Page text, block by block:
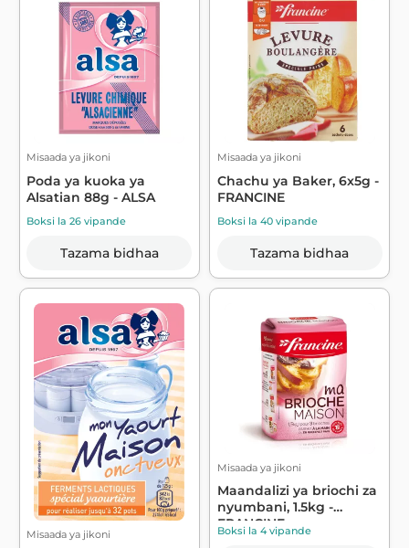
Misaada ya jikoni
Poda ya kuoka ya
Alsatian 88g - ALSA
Boksi la 26 vipande
Tazama bidhaa
Misaada ya jikoni
Chachu ya Baker, 6x5g -
FRANCINE
Boksi la 40 vipande
Tazama bidhaa
Misaada ya jikoni
Misaada ya jikoni
Maandalizi ya briochi za
nyumbani, 1.5kg -
FRANCINE
Boksi la 4 vipande